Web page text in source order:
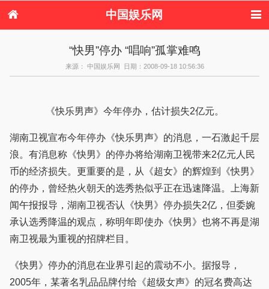
中国娱乐网
日本娱乐 韩国娱乐
音乐新闻 影视新闻
内地明星八卦
“快男”停办 “唱响”孤掌难鸣
来源： 中国娱乐网 日期：2008-09-18 10:56:36
《快乐男声》今年停办，估计损失2亿元。
湖南卫视宣布今年停办《快乐男声》的消息，一石激起千层
浪。有消息称《快男》的停办将给湖南卫视带来2亿元人民
币的经济损失。更重要的是，从《超女》的辉煌到《快男》
的停办，曾经热火朝天的选秀热似乎正在迅速降温。上海新
闻午报报导，湖南卫视否认《快男》停办损失2亿，但委婉
承认选秀降温的观点，称明年即使办《快男》也将不再是湖
南卫视最为重视的招牌栏目。
《快男》停办的消息在业界引起的震动不小。据报导，
2005年，某著名乳品品牌付给《超级女声》的冠名费高达